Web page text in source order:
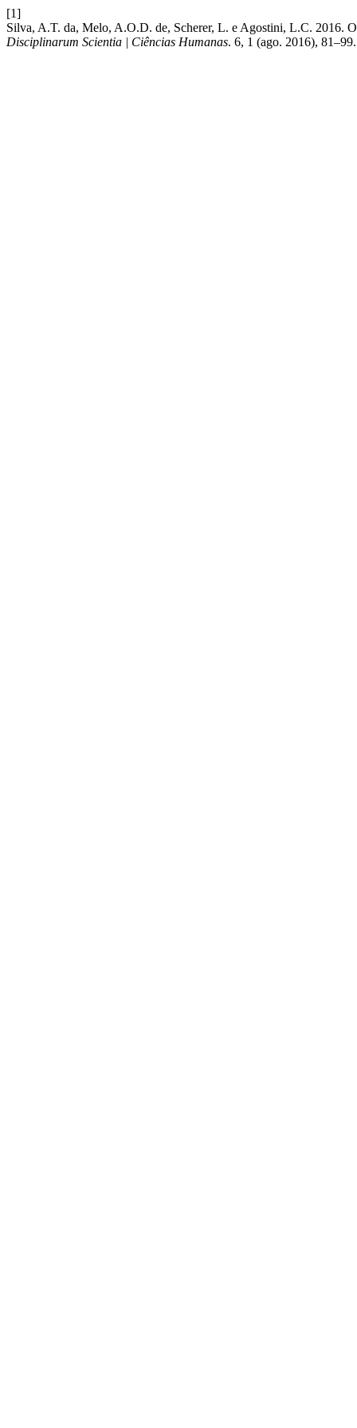
[1]
Silva, A.T. da, Melo, A.O.D. de, Scherer, L. e Agostini, L.C. 2016.
Disciplinarum Scientia | Ciências Humanas. 6, 1 (ago. 2016), 81–99.